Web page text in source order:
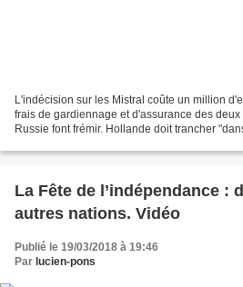
L'indécision sur les Mistral coûte un million
frais de gardiennage et d'assurance des
Russie font frémir. Hollande doit trancher
La Fête de l’indépendance :
autres nations. Vidéo
Publié le 19/03/2018 à 19:46
Par lucien-pons